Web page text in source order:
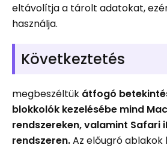
eltávolítja a tárolt adatokat,
használja.
Következtetés
megbeszéltük átfogó
blokkolók kezelésébe mind
rendszereken, valamint Safari
rendszeren.Az előugró